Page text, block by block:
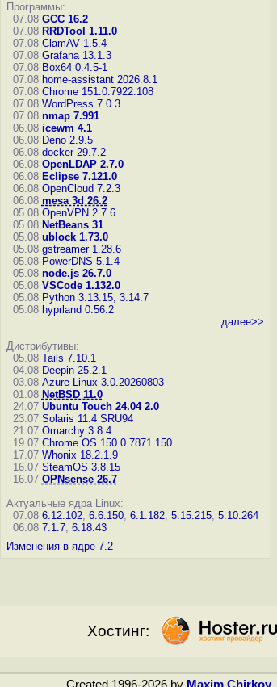
Программы:
07.08 GCC 16.2
07.08 RRDTool 1.11.0
07.08 ClamAV 1.5.4
07.08 Grafana 13.1.3
07.08 Box64 0.4.5-1
07.08 home-assistant 2026.8.1
07.08 Chrome 151.0.7922.108
07.08 WordPress 7.0.3
07.08 nmap 7.991
06.08 icewm 4.1
06.08 Deno 2.9.5
06.08 docker 29.7.2
06.08 OpenLDAP 2.7.0
06.08 Eclipse 7.121.0
06.08 OpenCloud 7.2.3
06.08 mesa 3d 26.2
05.08 OpenVPN 2.7.6
05.08 NetBeans 31
05.08 ublock 1.73.0
05.08 gstreamer 1.28.6
05.08 PowerDNS 5.1.4
05.08 node.js 26.7.0
05.08 VSCode 1.132.0
05.08 Python 3.13.15, 3.14.7
05.08 hyprland 0.56.2
далее>>
Дистрибутивы:
05.08 Tails 7.10.1
04.08 Deepin 25.2.1
03.08 Azure Linux 3.0.20260803
01.08 NetBSD 11.0
24.07 Ubuntu Touch 24.04 2.0
23.07 Solaris 11.4 SRU94
21.07 Omarchy 3.8.4
19.07 Chrome OS 150.0.7871.150
17.07 Whonix 18.2.1.9
16.07 SteamOS 3.8.15
16.07 OPNsense 26.7
Актуальные ядра Linux:
07.08 6.12.102, 6.6.150, 6.1.182, 5.15.215, 5.10.264
06.08 7.1.7, 6.18.43
Изменения в ядре 7.2
Хостинг: